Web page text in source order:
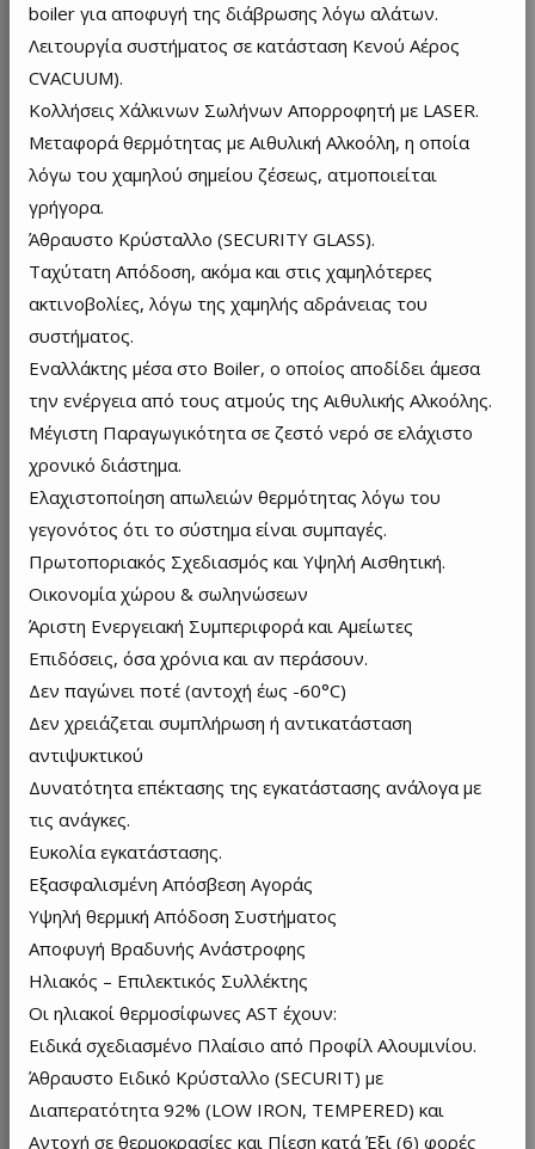
boiler για αποφυγή της διάβρωσης λόγω αλάτων.
Λειτουργία συστήματος σε κατάσταση Κενού Αέρος
CVACUUM).
Κολλήσεις Χάλκινων Σωλήνων Απορροφητή με LASER.
Μεταφορά θερμότητας με Αιθυλική Αλκοόλη, η οποία
λόγω του χαμηλού σημείου ζέσεως, ατμοποιείται
γρήγορα.
Άθραυστο Κρύσταλλο (SECURITY GLASS).
Ταχύτατη Απόδοση, ακόμα και στις χαμηλότερες
ακτινοβολίες, λόγω της χαμηλής αδράνειας του
συστήματος.
Εναλλάκτης μέσα στο Boiler, ο οποίος αποδίδει άμεσα
την ενέργεια από τους ατμούς της Αιθυλικής Αλκοόλης.
Μέγιστη Παραγωγικότητα σε ζεστό νερό σε ελάχιστο
χρονικό διάστημα.
Ελαχιστοποίηση απωλειών θερμότητας λόγω του
γεγονότος ότι το σύστημα είναι συμπαγές.
Πρωτοποριακός Σχεδιασμός και Υψηλή Αισθητική.
Οικονομία χώρου & σωληνώσεων
Άριστη Ενεργειακή Συμπεριφορά και Αμείωτες
Επιδόσεις, όσα χρόνια και αν περάσουν.
Δεν παγώνει ποτέ (αντοχή έως -60°C)
Δεν χρειάζεται συμπλήρωση ή αντικατάσταση
αντιψυκτικού
Δυνατότητα επέκτασης της εγκατάστασης ανάλογα με
τις ανάγκες.
Ευκολία εγκατάστασης.
Εξασφαλισμένη Απόσβεση Αγοράς
Υψηλή θερμική Απόδοση Συστήματος
Αποφυγή Βραδυνής Ανάστροφης
Ηλιακός – Επιλεκτικός Συλλέκτης
Οι ηλιακοί θερμοσίφωνες AST έχουν:
Ειδικά σχεδιασμένο Πλαίσιο από Προφίλ Αλουμινίου.
Άθραυστο Ειδικό Κρύσταλλο (SECURIT) με
Διαπερατότητα 92% (LOW IRON, TEMPERED) και
Αντοχή σε θερμοκρασίες και Πίεση κατά Έξι (6) φορές